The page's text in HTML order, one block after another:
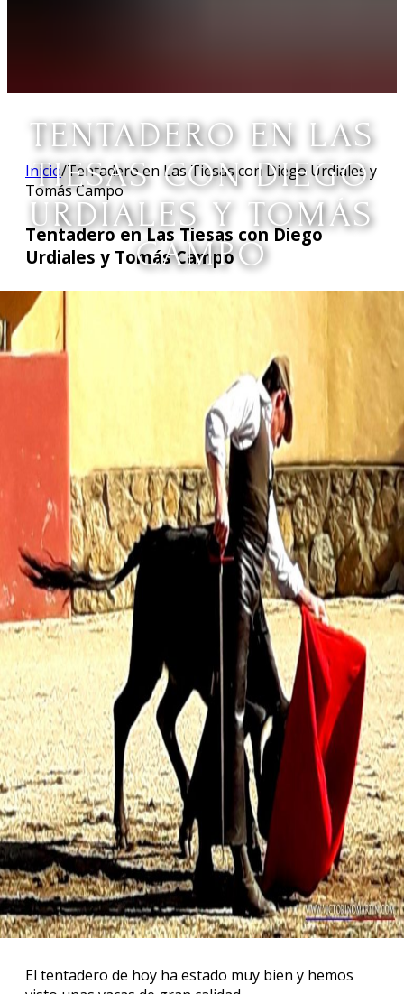
TENTADERO EN LAS
TIESAS CON DIEGO
URDIALES Y TOMÁS
CAMPO
Inicio/Tentadero en Las Tiesas con Diego Urdiales y
Tomás Campo
Tentadero en Las Tiesas con Diego
Urdiales y Tomás Campo
El tentadero de hoy ha estado muy bien y hemos